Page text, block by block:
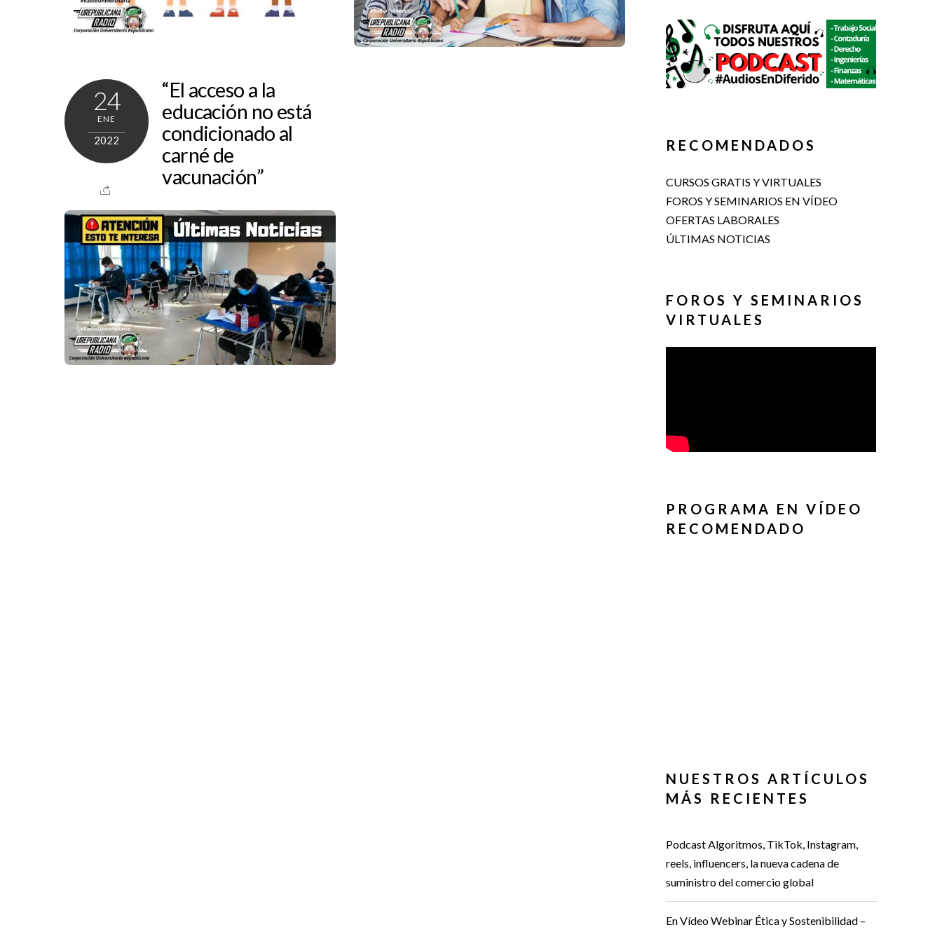
24
ENE
2022
“El acceso a la
educación no está
condicionado al
carné de
vacunación”
RECOMENDADOS
CURSOS GRATIS Y VIRTUALES
FOROS Y SEMINARIOS EN VÍDEO
OFERTAS LABORALES
ÚLTIMAS NOTICIAS
FOROS Y SEMINARIOS
VIRTUALES
PROGRAMA EN VÍDEO
RECOMENDADO
NUESTROS ARTÍCULOS
MÁS RECIENTES
Podcast Algoritmos, TikTok, Instagram,
reels, influencers, la nueva cadena de
suministro del comercio global
En Vídeo Webinar Ética y Sostenibilidad –